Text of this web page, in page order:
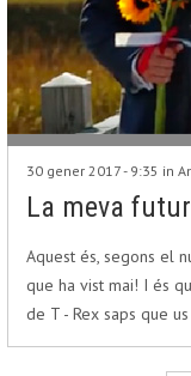
30 gener 2017 - 9:35 in
La meva
Aquest és, segons el
que ha vist mai! I és
de T - Rex saps que